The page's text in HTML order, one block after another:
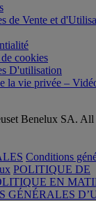
de Vente et
cookies
D'utilisation
la vie privée –
Benelux SA. All
Conditions
POLITIQUE DE
EN
GÉNÉRALES